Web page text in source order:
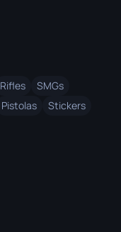
Rifles
SMGs
Pistolas Stickers